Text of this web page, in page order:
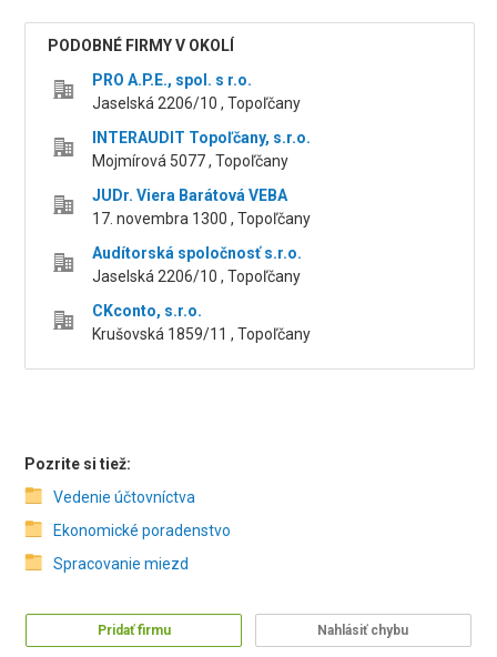
PODOBNÉ FIRMY V OKOLÍ
PRO A.P.E., spol. s r.o.
Jaselská 2206/10 , Topoľčany
INTERAUDIT Topoľčany, s.r.o.
Mojmírová 5077 , Topoľčany
JUDr. Viera Barátová VEBA
17. novembra 1300 , Topoľčany
Audítorská spoločnosť s.r.o.
Jaselská 2206/10 , Topoľčany
CKconto, s.r.o.
Krušovská 1859/11 , Topoľčany
Pozrite si tiež:
Vedenie účtovníctva
Ekonomické poradenstvo
Spracovanie miezd
Pridať firmu Nahlásiť chybu